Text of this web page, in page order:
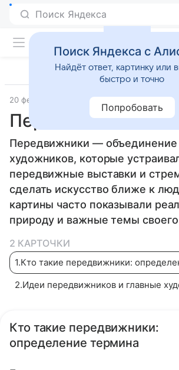
Поиск Яндекса
20 февраля 2026 Дети Mail История
Передвижники
Передвижники — объединение
художников, которые
передвижные выставки и
сделать искусство ближе к
картины часто показывали
природу и важные темы
2 КАРТОЧКИ
1.Кто такие передвижники:
2.Идеи передвижников и главные
Кто такие передвижники:
определение термина
Поиск Яндекса с
Найдёт ответ, картинку или
быстро и точно
Попробовать